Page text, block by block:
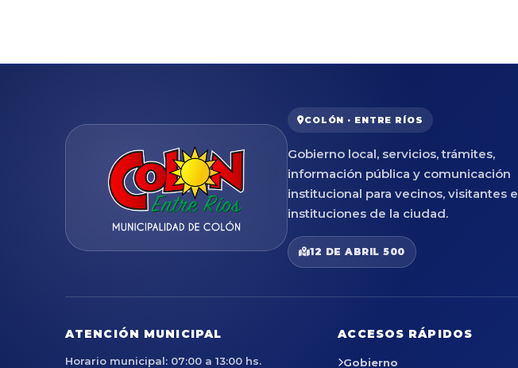
COLÓN · ENTRE RÍOS
Gobierno local, servicios, trámites,
información pública y comunicación
institucional para vecinos, visitantes e
instituciones de la ciudad.
12 DE ABRIL 500
ATENCIÓN MUNICIPAL
Horario municipal: 07:00 a 13:00 hs.
ACCESOS RÁPIDOS
Gobierno